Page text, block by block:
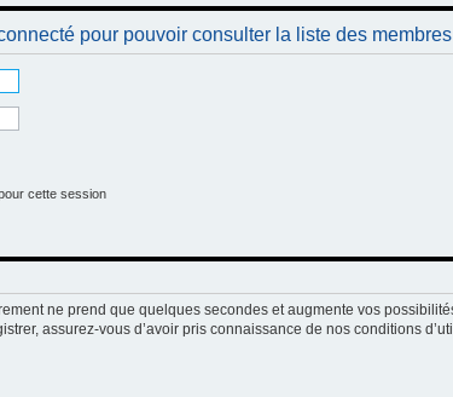
pour pouvoir consulter la liste des membres
cette session
ne prend que quelques secondes et augmente vos
assurez-vous d’avoir pris connaissance de nos conditions